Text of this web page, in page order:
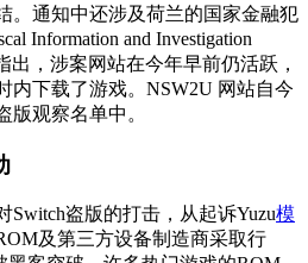
。通知中还涉及荷兰的国家金融犯
Information and Investigation
出，涉案网站在今年早前仍活跃，
内下载了游戏。NSW2U 网站自今
版观察名单中。
Switch盗版的打击，从起诉Yuzu模
及第三方设备制造商采取行